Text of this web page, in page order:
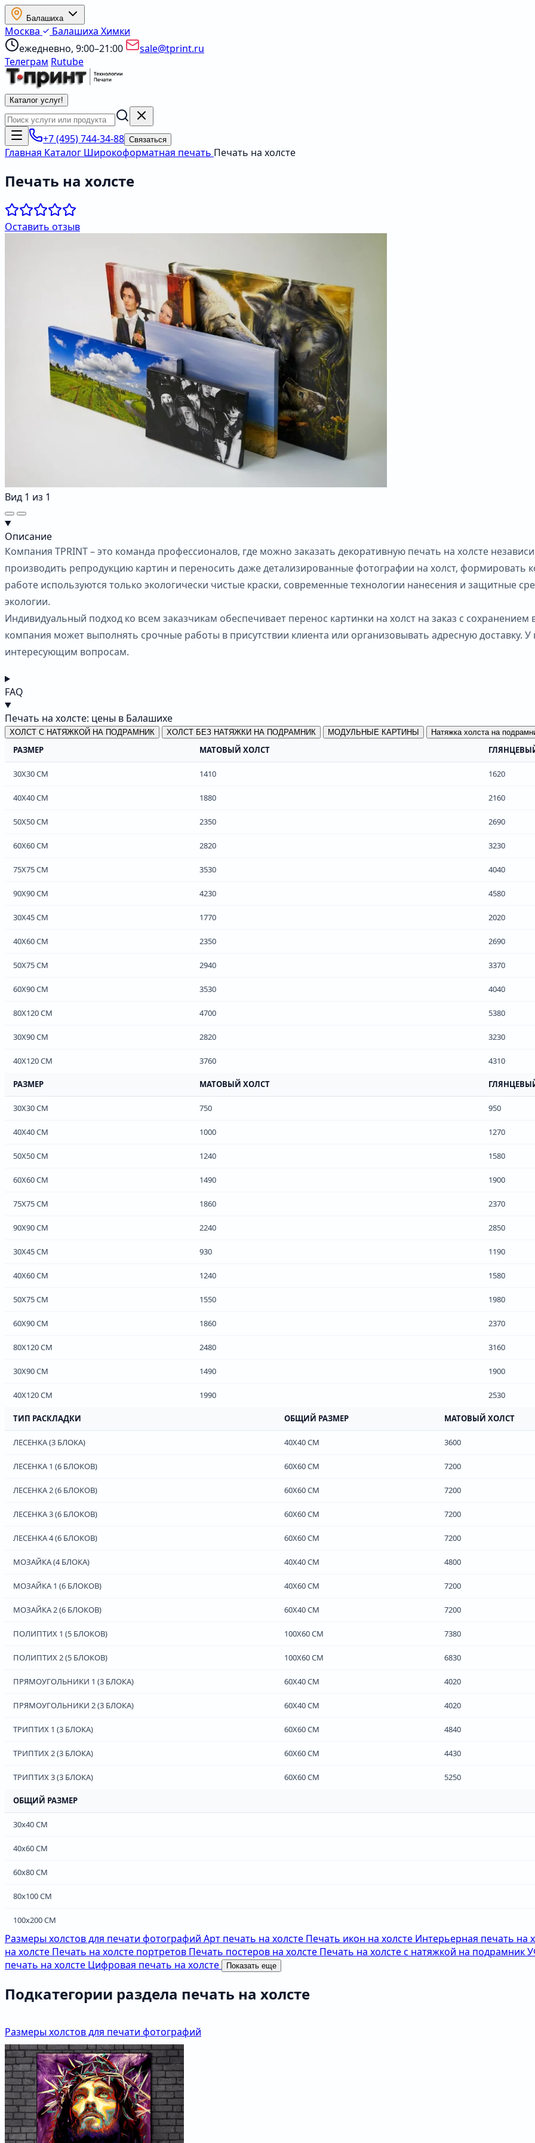
Балашиха
Москва Балашиха Химки
ежедневно, 9:00–21:00
sale@tprint.ru
Телеграм Rutube
Каталог услуг!
+7 (495) 744-34-88 Связаться
Главная Каталог Широкоформатная печать Печать на холсте
Печать на холсте
Оставить отзыв
Вид 1 из 1
Описание
Компания TPRINT – это команда профессионалов, где можно заказать декоративную печать на холсте
производить репродукцию картин и переносить даже детализированные фотографии на холст, формировать
работе используются только экологически чистые краски, современные технологии нанесения и защитные
экологии.
Индивидуальный подход ко всем заказчикам обеспечивает перенос картинки на холст на заказ с
компания может выполнять срочные работы в присутствии клиента или организовывать адресную доставку.
интересующим вопросам.
FAQ
Печать на холсте: цены в Балашихе
ХОЛСТ С НАТЯЖКОЙ НА ПОДРАМНИК ХОЛСТ БЕЗ НАТЯЖКИ НА ПОДРАМНИК МОДУЛЬНЫЕ КАРТИНЫ Натяжка холста на
РАЗМЕР МАТОВЫЙ ХОЛСТ
30Х30 СМ 1410 1620
40Х40 СМ 1880 2160
50Х50 СМ 2350 2690
60Х60 СМ 2820 3230
75Х75 СМ 3530 4040
90Х90 СМ 4230 4580
30Х45 СМ 1770 2020
40Х60 СМ 2350 2690
50Х75 СМ 2940 3370
60Х90 СМ 3530 4040
80Х120 СМ 4700 5380
30Х90 СМ 2820 3230
40Х120 СМ 3760 4310
РАЗМЕР МАТОВЫЙ ХОЛСТ
30Х30 СМ 750 950
40Х40 СМ 1000 1270
50Х50 СМ 1240 1580
60Х60 СМ 1490 1900
75Х75 СМ 1860 2370
90Х90 СМ 2240 2850
30Х45 СМ 930 1190
40Х60 СМ 1240 1580
50Х75 СМ 1550 1980
60Х90 СМ 1860 2370
80Х120 СМ 2480 3160
30Х90 СМ 1490 1900
40Х120 СМ 1990 2530
ТИП РАСКЛАДКИ ОБЩИЙ РАЗМЕР МАТОВЫЙ ХОЛСТ
ЛЕСЕНКА (3 БЛОКА) 40Х40 СМ 3600
ЛЕСЕНКА 1 (6 БЛОКОВ) 60Х60 СМ 7200
ЛЕСЕНКА 2 (6 БЛОКОВ) 60Х60 СМ 7200
ЛЕСЕНКА 3 (6 БЛОКОВ) 60Х60 СМ 7200
ЛЕСЕНКА 4 (6 БЛОКОВ) 60Х60 СМ 7200
МОЗАЙКА (4 БЛОКА) 40Х40 СМ 4800
МОЗАЙКА 1 (6 БЛОКОВ) 40Х60 СМ 7200
МОЗАЙКА 2 (6 БЛОКОВ) 60Х40 СМ 7200
ПОЛИПТИХ 1 (5 БЛОКОВ) 100Х60 СМ 7380
ПОЛИПТИХ 2 (5 БЛОКОВ) 100Х60 СМ 6830
ПРЯМОУГОЛЬНИКИ 1 (3 БЛОКА) 60Х40 СМ 4020
ПРЯМОУГОЛЬНИКИ 2 (3 БЛОКА) 60Х40 СМ 4020
ТРИПТИХ 1 (3 БЛОКА) 60Х60 СМ 4840
ТРИПТИХ 2 (3 БЛОКА) 60Х60 СМ 4430
ТРИПТИХ 3 (3 БЛОКА) 60Х60 СМ 5250
ОБЩИЙ РАЗМЕР
30х40 СМ
40х60 СМ
60х80 СМ
80х100 СМ
100х200 СМ
Размеры холстов для печати фотографий Арт печать на холсте Печать икон на холсте Интерьерная печать на
на холсте Печать на холсте портретов Печать постеров на холсте Печать на холсте с натяжкой на подрамник
печать на холсте Цифровая печать на холсте Показать еще
Подкатегории раздела печать на холсте
Размеры холстов для печати фотографий